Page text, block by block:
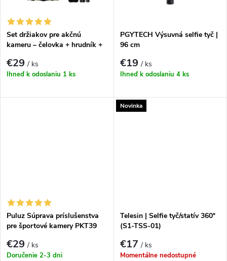
k
t
o
v
t
o
v
Set držiakov pre akčnú
kameru – čelovka + hrudník +
€29/ ks
Ihneď k odoslaniu 1 ks
PGYTECH Výsuvná selfie tyč |
96 cm
€19/ ks
Ihneď k odoslaniu 4 ks
Puluz Súprava príslušenstva
pre športové kamery PKT39
€29/ ks
Doručenie 2-3 dni
Novinka
Telesin | Selfie tyč/statív 360°
(S1-TSS-01)
€17/ ks
Momentálne nedostupné